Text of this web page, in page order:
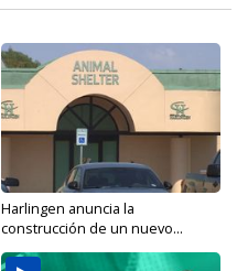
Harlingen anuncia la
construcción de un nuevo...